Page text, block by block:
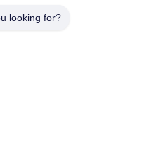
15W.
looking for?